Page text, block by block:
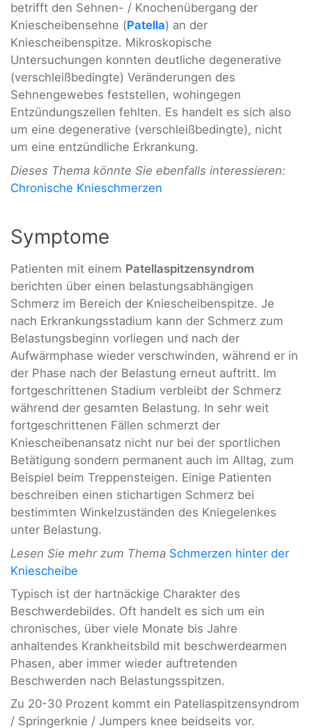
betrifft den Sehnen- / Knochenübergang der
Kniescheibensehne (Patella) an der
Kniescheibenspitze. Mikroskopische
Untersuchungen konnten deutliche degenerative
(verschleißbedingte) Veränderungen des
Sehnengewebes feststellen, wohingegen
Entzündungszellen fehlten. Es handelt es sich also
um eine degenerative (verschleißbedingte), nicht
um eine entzündliche Erkrankung.
Dieses Thema könnte Sie ebenfalls interessieren:
Chronische Knieschmerzen
Symptome
Patienten mit einem Patellaspitzensyndrom
berichten über einen belastungsabhängigen
Schmerz im Bereich der Kniescheibenspitze. Je
nach Erkrankungsstadium kann der Schmerz zum
Belastungsbeginn vorliegen und nach der
Aufwärmphase wieder verschwinden, während er in
der Phase nach der Belastung erneut auftritt. Im
fortgeschrittenen Stadium verbleibt der Schmerz
während der gesamten Belastung. In sehr weit
fortgeschrittenen Fällen schmerzt der
Kniescheibenansatz nicht nur bei der sportlichen
Betätigung sondern permanent auch im Alltag, zum
Beispiel beim Treppensteigen. Einige Patienten
beschreiben einen stichartigen Schmerz bei
bestimmten Winkelzuständen des Kniegelenkes
unter Belastung.
Lesen Sie mehr zum Thema Schmerzen hinter der
Kniescheibe
Typisch ist der hartnäckige Charakter des
Beschwerdebildes. Oft handelt es sich um ein
chronisches, über viele Monate bis Jahre
anhaltendes Krankheitsbild mit beschwerdearmen
Phasen, aber immer wieder auftretenden
Beschwerden nach Belastungsspitzen.
Zu 20-30 Prozent kommt ein Patellaspitzensyndrom
/ Springerknie / Jumpers knee beidseits vor.